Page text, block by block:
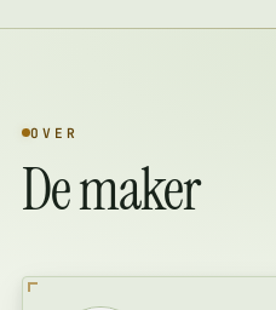
OVER
De maker